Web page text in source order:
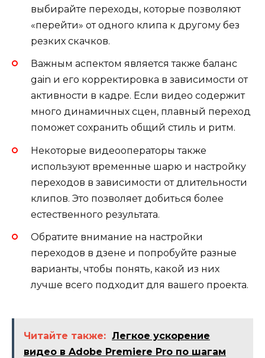
выбирайте переходы, которые позволяют
«перейти» от одного клипа к другому без
резких скачков.
Важным аспектом является также баланс
gain и его корректировка в зависимости от
активности в кадре. Если видео содержит
много динамичных сцен, плавный переход
поможет сохранить общий стиль и ритм.
Некоторые видеооператоры также
используют временные шарю и настройку
переходов в зависимости от длительности
клипов. Это позволяет добиться более
естественного результата.
Обратите внимание на настройки
переходов в дзене и попробуйте разные
варианты, чтобы понять, какой из них
лучше всего подходит для вашего проекта.
Читайте также: Легкое ускорение
видео в Adobe Premiere Pro по шагам